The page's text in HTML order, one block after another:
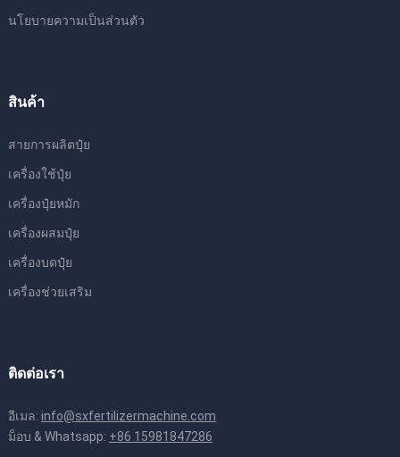
นโยบายความเป็นส่วนตัว
สินค้า
สายการผลิตปุ๋ย
เครื่องใช้ปุ๋ย
เครื่องปุ๋ยหมัก
เครื่องผสมปุ๋ย
เครื่องบดปุ๋ย
เครื่องช่วยเสริม
ติดต่อเรา
อีเมล: info@sxfertilizermachine.com
ม็อบ & Whatsapp: +86 15981847286